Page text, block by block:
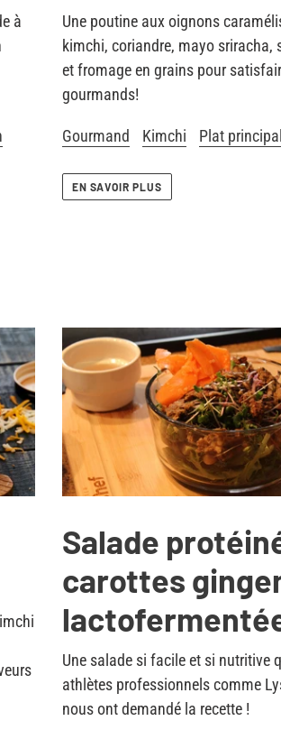
à
Une poutine aux oignons
kimchi, coriandre, mayo sriracha,
et fromage en grains pour
gourmands!
Gourmand Kimchi Plat principal
EN SAVOIR PLUS
Salade
carottes
Une salade si facile et si nutritive
athlètes professionnels comme
nous ont demandé la recette !